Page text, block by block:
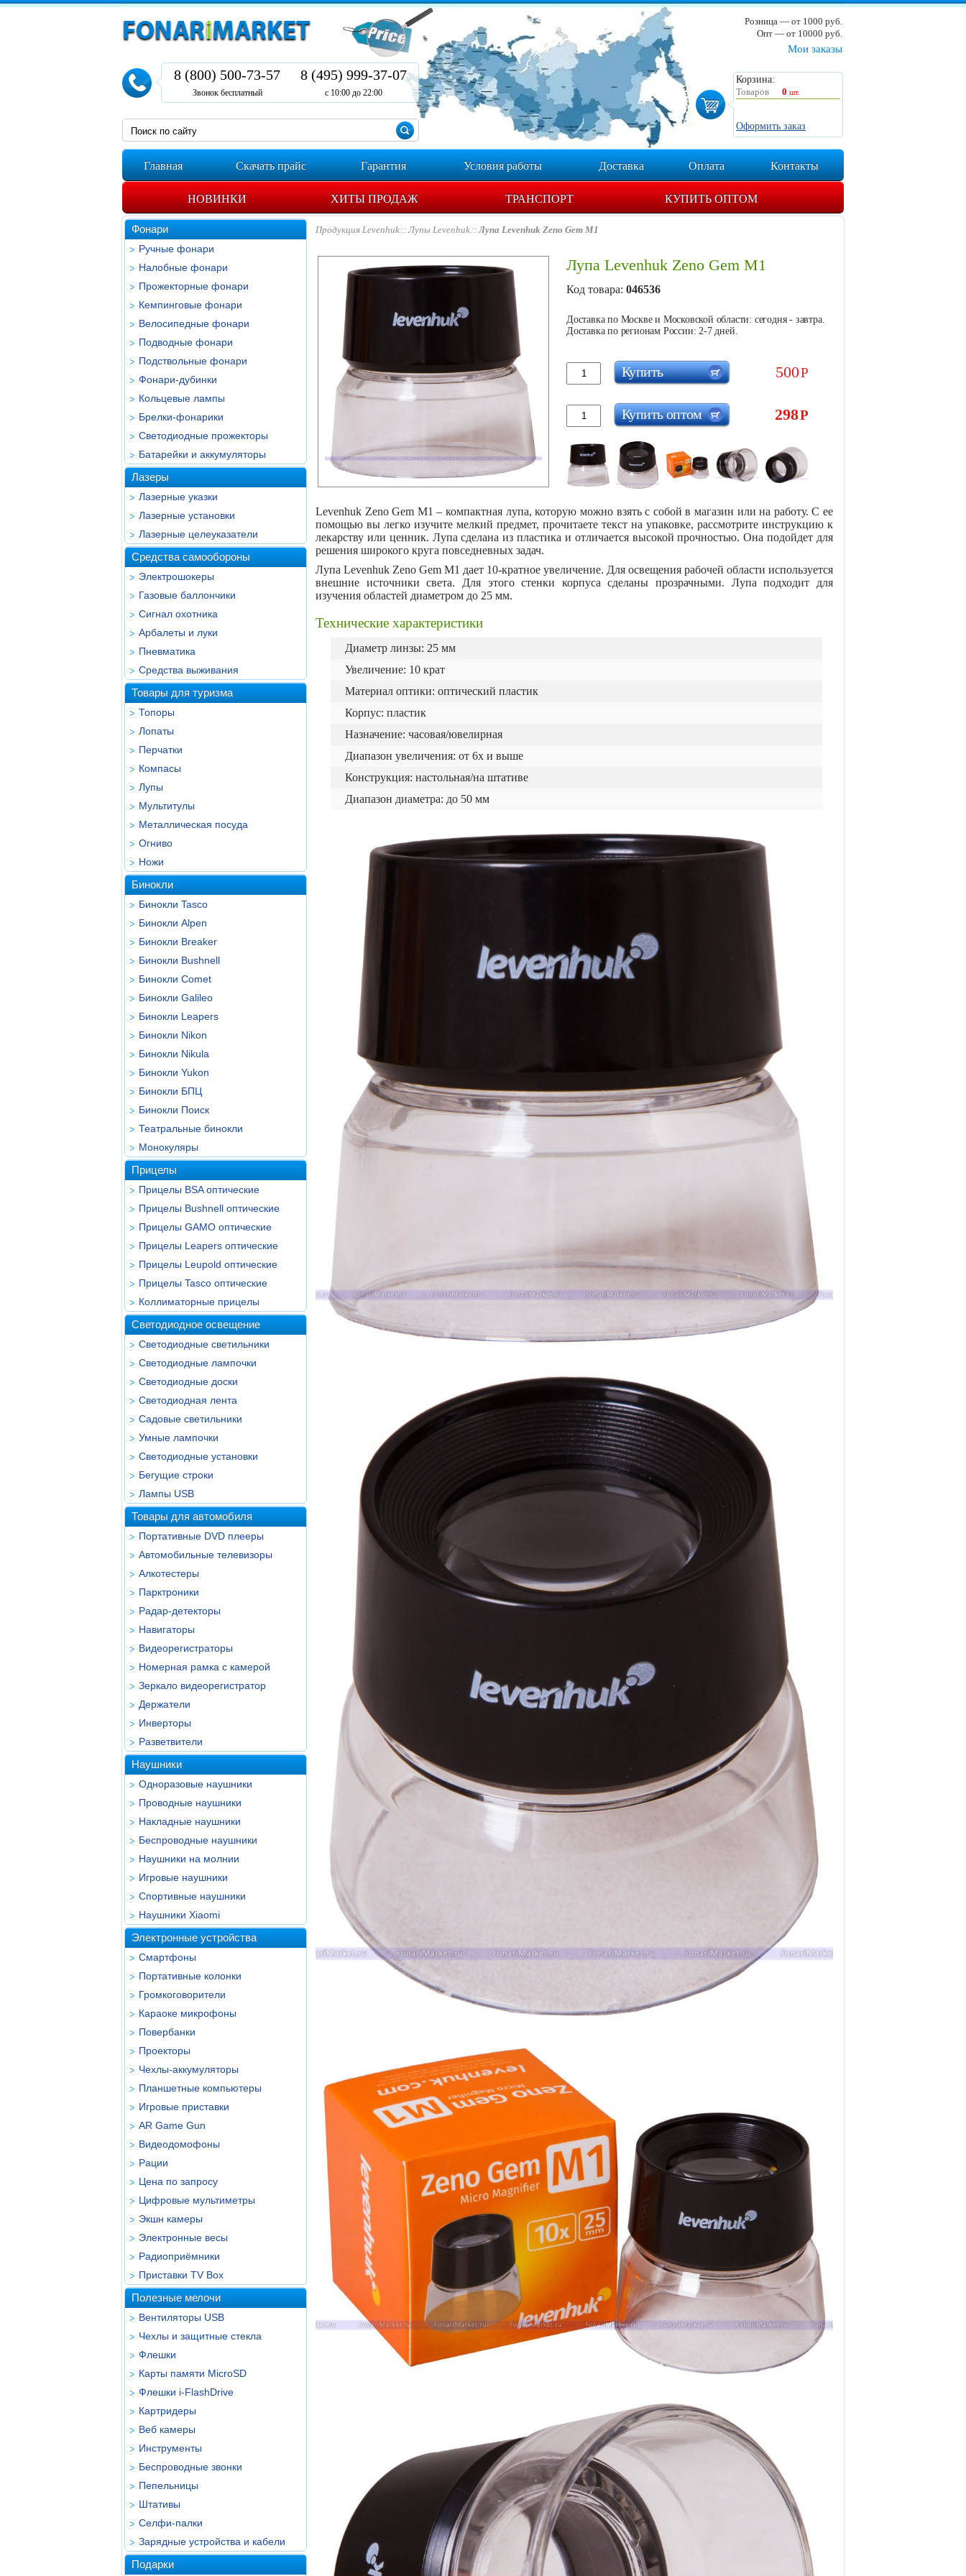
Мои заказы
Корзина:
Товаров
0 шт.
Оформить заказ
8 (800) 500-73-57
Звонок бесплатный
8 (495) 999-37-07
с 10:00 до 22:00
Розница — от 1000 руб.
Опт — от 10000 руб.
Главная Скачать прайс Гарантия Условия работы Доставка Оплата Контакты
НОВИНКИ ХИТЫ ПРОДАЖ ТРАНСПОРТ КУПИТЬ ОПТОМ
Фонари
Ручные фонари
Налобные фонари
Прожекторные фонари
Кемпинговые фонари
Велосипедные фонари
Подводные фонари
Подствольные фонари
Фонари-дубинки
Кольцевые лампы
Брелки-фонарики
Светодиодные прожекторы
Батарейки и аккумуляторы
Лазеры
Лазерные указки
Лазерные установки
Лазерные целеуказатели
Средства самообороны
Электрошокеры
Газовые баллончики
Сигнал охотника
Арбалеты и луки
Пневматика
Средства выживания
Товары для туризма
Топоры
Лопаты
Перчатки
Компасы
Лупы
Мультитулы
Металлическая посуда
Огниво
Ножи
Бинокли
Бинокли Tasco
Бинокли Alpen
Бинокли Breaker
Бинокли Bushnell
Бинокли Comet
Бинокли Galileo
Бинокли Leapers
Бинокли Nikon
Бинокли Nikula
Бинокли Yukon
Бинокли БПЦ
Бинокли Поиск
Театральные бинокли
Монокуляры
Прицелы
Прицелы BSA оптические
Прицелы Bushnell оптические
Прицелы GAMO оптические
Прицелы Leapers оптические
Прицелы Leupold оптические
Прицелы Tasco оптические
Коллиматорные прицелы
Светодиодное освещение
Светодиодные светильники
Светодиодные лампочки
Светодиодные доски
Светодиодная лента
Садовые светильники
Умные лампочки
Светодиодные установки
Бегущие строки
Лампы USB
Товары для автомобиля
Портативные DVD плееры
Автомобильные телевизоры
Алкотестеры
Парктроники
Радар-детекторы
Навигаторы
Видеорегистраторы
Номерная рамка с камерой
Зеркало видеорегистратор
Держатели
Инверторы
Разветвители
Наушники
Одноразовые наушники
Проводные наушники
Накладные наушники
Беспроводные наушники
Наушники на молнии
Игровые наушники
Спортивные наушники
Наушники Xiaomi
Электронные устройства
Смартфоны
Портативные колонки
Громкоговорители
Караоке микрофоны
Повербанки
Проекторы
Чехлы-аккумуляторы
Планшетные компьютеры
Игровые приставки
AR Game Gun
Видеодомофоны
Рации
Цена по запросу
Цифровые мультиметры
Экшн камеры
Электронные весы
Радиоприёмники
Приставки TV Box
Полезные мелочи
Вентиляторы USB
Чехлы и защитные стекла
Флешки
Карты памяти MicroSD
Флешки i-FlashDrive
Картридеры
Веб камеры
Инструменты
Беспроводные звонки
Пепельницы
Штативы
Селфи-палки
Зарядные устройства и кабели
Подарки
Продукция Levenhuk Лупы Levenhuk Лупа Levenhuk Zeno Gem M1
Лупа Levenhuk Zeno Gem M1
Код товара: 046536
Доставка по Москве и Московской области: сегодня - завтра.
Доставка по регионам России: 2-7 дней.
500Р
Купить
298Р
Купить оптом
Levenhuk Zeno Gem M1 – компактная лупа, которую можно взять с собой в магазин или на работу. С ее
помощью вы легко изучите мелкий предмет, прочитаете текст на упаковке, рассмотрите инструкцию к
лекарству или ценник. Лупа сделана из пластика и отличается высокой прочностью. Она подойдет для
решения широкого круга повседневных задач.
Лупа Levenhuk Zeno Gem M1 дает 10-кратное увеличение. Для освещения рабочей области используется
внешние источники света. Для этого стенки корпуса сделаны прозрачными. Лупа подходит для
изучения областей диаметром до 25 мм.
Технические характеристики
Диаметр линзы: 25 мм
Увеличение: 10 крат
Материал оптики: оптический пластик
Корпус: пластик
Назначение: часовая/ювелирная
Диапазон увеличения: от 6х и выше
Конструкция: настольная/на штативе
Диапазон диаметра: до 50 мм